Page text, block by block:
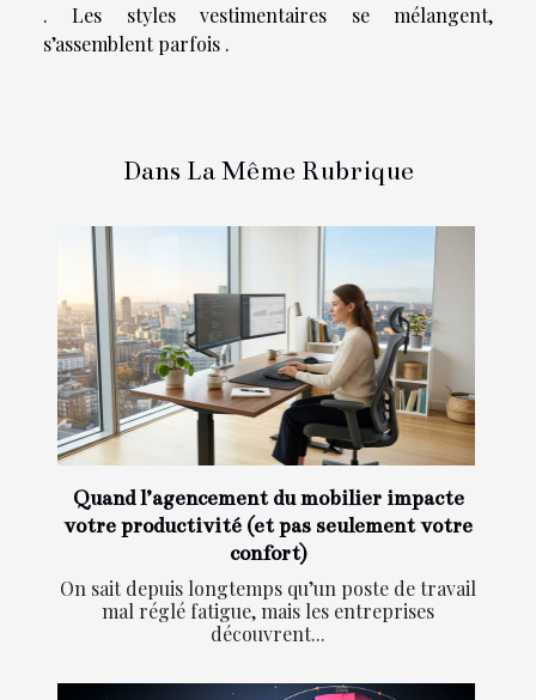
. Les styles vestimentaires se mélangent,
s’assemblent parfois .
Dans La Même Rubrique
Quand l’agencement du mobilier impacte
votre productivité (et pas seulement votre
confort)
On sait depuis longtemps qu’un poste de travail
mal réglé fatigue, mais les entreprises
découvrent...